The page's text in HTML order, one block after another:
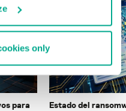
only
para
Estado del